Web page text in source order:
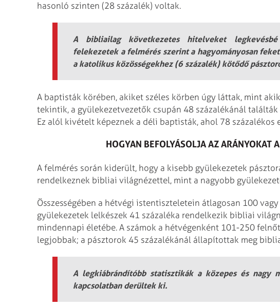
hasonló szinten (28 százalék) voltak.
A bibliailag következetes hitelveket
felekezetek a felmérés szerint a hagyományosan
a katolikus közösségekhez (6 százalék) kötődő
A baptisták körében, akiket széles körben úgy láttak, mint
tekintik, a gyülekezetvezetők csupán 48 százalékánál
Ez alól kivételt képeznek a déli baptisták, ahol 78 százalékos
HOGYAN BEFOLYÁSOLJA AZ ARÁNYOKAT
A felmérés során kiderült, hogy a kisebb gyülekezetek
rendelkeznek bibliai világnézettel, mint a nagyobb
Összességében a hétvégi istentiszteletein átlagosan 100
gyülekezetek lelkészek 41 százaléka rendelkezik bibliai
mindennapi életébe. A számok a hétvégenként 101-250
legjobbak; a pásztorok 45 százalékánál állapítottak meg
A legkiábrándítóbb statisztikák a közepes és nagy
kapcsolatban derültek ki.